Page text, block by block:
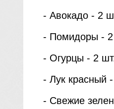
- Авокадо - 2
- Помидоры - 2
- Огурцы - 2
- Лук красный
- Свежие